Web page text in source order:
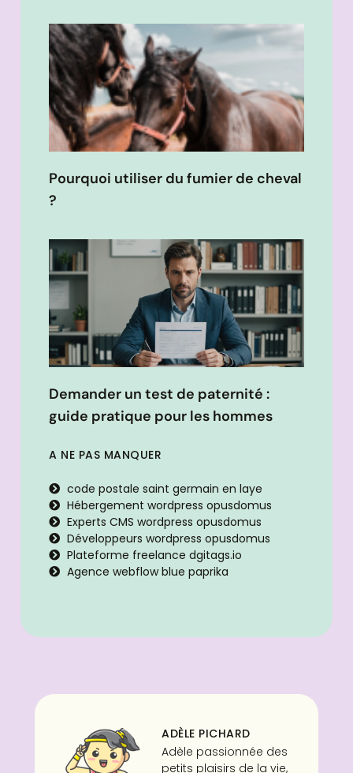
Pourquoi utiliser du fumier de cheval
?
Demander un test de paternité :
guide pratique pour les hommes
A NE PAS MANQUER
code postale saint germain en laye
Hébergement wordpress opusdomus
Experts CMS wordpress opusdomus
Développeurs wordpress opusdomus
Plateforme freelance dgitags.io
Agence webflow blue paprika
ADÈLE PICHARD
Adèle passionnée des
petits plaisirs de la vie,